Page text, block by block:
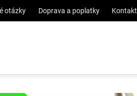
otázky Doprava a poplatky Kontakt